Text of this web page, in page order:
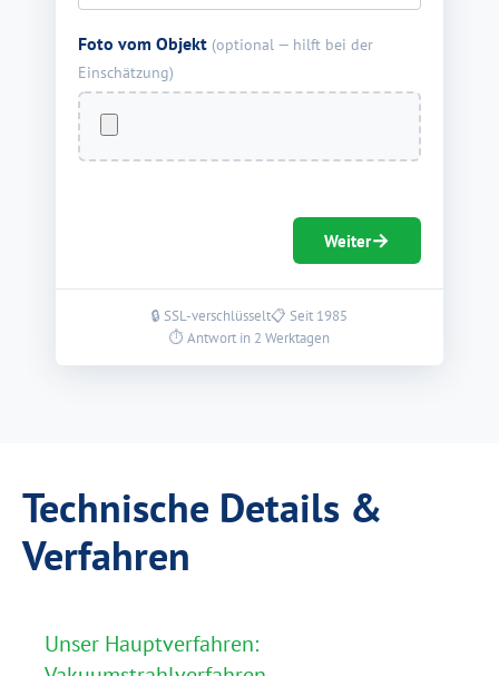
Foto vom Objekt (optional — hilft bei der
Einschätzung)
Weiter→
🔒 SSL-verschlüsselt📋 Seit 1985
⏱ Antwort in 2 Werktagen
Technische Details &
Verfahren
Unser Hauptverfahren: